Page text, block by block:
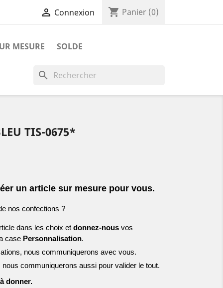
 Connexion shopping_cart Panier (0)
MESURE SOLDE
search
TIS-0675*
un article sur mesure pour vous.
nos confections ?
dans les choix et donnez-nous vos
case Personnalisation.
nous communiquerons avec vous.
nous communiquerons aussi pour valider le tout.
donner.